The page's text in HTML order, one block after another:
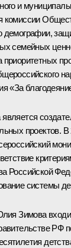
и
комиссии
демографии,
семейных
«За
проектов. В
Российской
системы
Зимова
РФ